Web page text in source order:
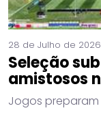
28 de Julho de
Seleção
amistosos
Jogos preparam